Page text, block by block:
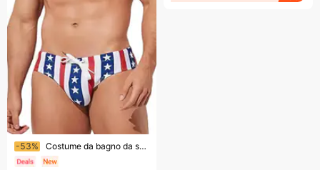
Finendo presto!
-53% Costume da bagno da spiaggia sportivo con lacci, stile europeo e americano, da uomo, con stampa a stelle e strisce a cinque punte